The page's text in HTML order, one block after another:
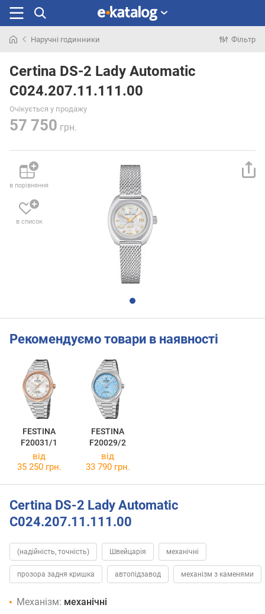
раніше
Наручні годинники Фільтр
Certina DS-2 Lady Automatic
C024.207.11.111.00
Очікується у продажу
57 750 грн.
в порівняння
в список
Рекомендуємо товари в наявності
FESTINA
F20031/1
FESTINA
F20029/2
від
35 250 грн.
від
33 790 грн.
Certina DS-2 Lady Automatic
C024.207.11.111.00
(надійність, точність) Швейцарія механічні
прозора задня кришка автопідзавод механізм з каменями
Механізм: механічні